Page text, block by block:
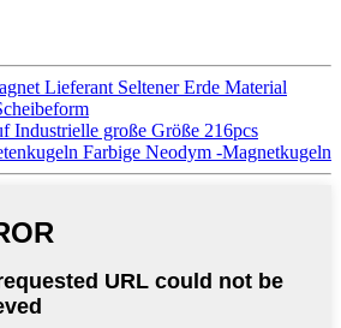
Lieferant Seltener Erde Material
Industrielle große Größe 216pcs
Farbige Neodym -Magnetkugeln